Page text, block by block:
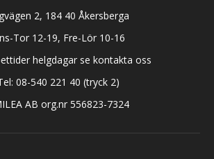
2, 184 40 Åkersberga
Tor 12-19, Fre-Lör 10-16
helgdagar se kontakta oss
08-540 221 40 (tryck 2)
AB org.nr 556823-7324